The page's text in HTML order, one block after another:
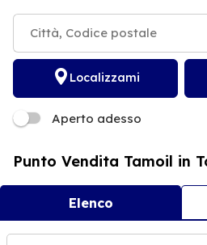
Localizzami
Aperto adesso
Punto Vendita Tamoil in
Elenco